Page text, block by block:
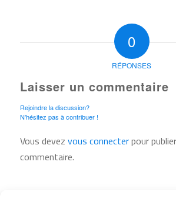
0
RÉPONSES
Laisser un commentaire
Rejoindre la discussion?
N’hésitez pas à contribuer !
Vous devez vous connecterpour
commentaire.